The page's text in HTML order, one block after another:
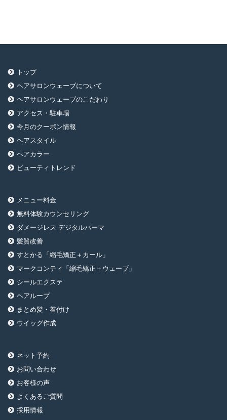
トップ
ヘアサロンウェーブについて
ヘアサロンウェーブのこだわり
アクセス・駐車場
今月のクーポン情報
ヘアスタイル
ヘアカラー
ビューティトレンド
メニュー料金
無料体験カウンセリング
ダメージレス デジタルパーマ
髪質改善
すとかる「縮毛矯正＋カール」
マークコンティ「縮毛矯正＋ウェーブ」
シールエクステ
ヘアループ
まとめ髪・着付け
ウイッグ作成
ネット予約
お問い合わせ
お客様の声
よくあるご質問
採用情報